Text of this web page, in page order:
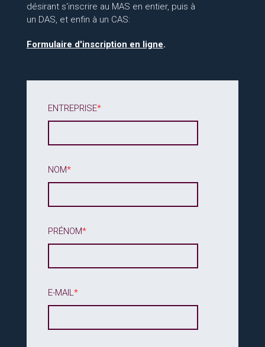
désirant s'inscrire au MAS en entier, puis à
un DAS, et enfin à un CAS:
Formulaire d'inscription en ligne.
ENTREPRISE*
NOM*
PRÉNOM*
E-MAIL*